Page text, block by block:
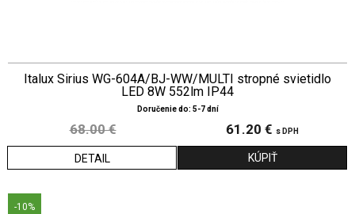
Italux Sirius WG-604A/BJ-WW/MULTI stropné svietidlo
LED 8W 552lm IP44
Doručenie do: 5-7 dní
68.00 € 61.20 € s DPH
DETAIL
-10%